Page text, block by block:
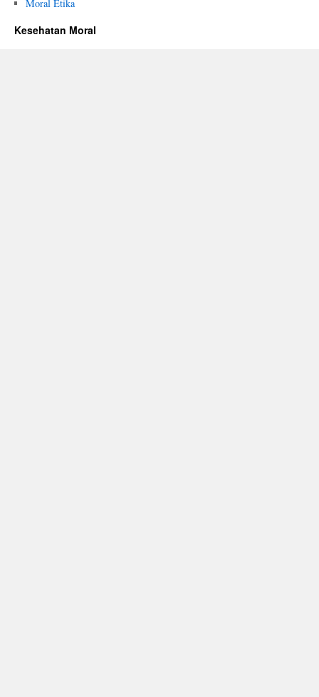
Moral Etika
Kesehatan Moral